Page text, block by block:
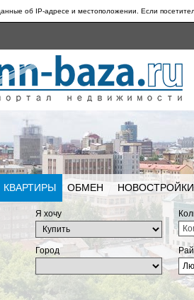
об IP-адресе и местоположении. Если
КВАРТИРЫ ОБМЕН НОВОСТРОЙКИ
Я хочу
Город